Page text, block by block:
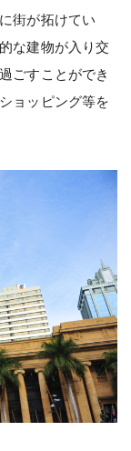
街が拓けてい
な建物が入り交
ごすことができ
ョッピング等を